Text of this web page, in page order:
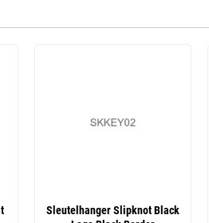
Sleutelhanger Slipknot Black